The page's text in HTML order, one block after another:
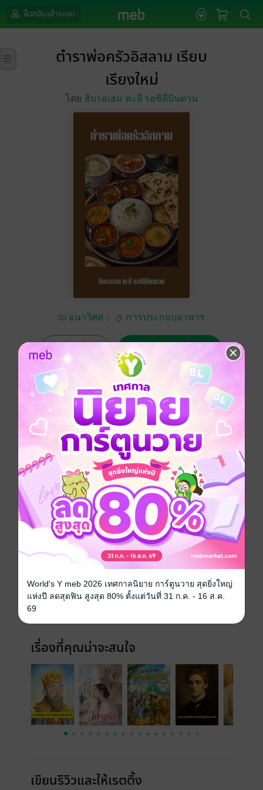
ล็อกอินเข้าระบบ
ตำราพ่อครัวอิสลาม เรียบ
เรียงใหม่
โดย ฮิบรอเฮม หะยี รอซิดีบินตวน
อนาวิศศ การประกอบอาหาร
ทดลองอ่าน ซื้อ 87 บาท
No Rating
อยากได้ ซื้อเป็นของขวัญ ติดตาม แชร์
ตำรับอาหารและขนมหวานของพ่อครัวอิสลามในอดีต
ช่วงปลายรัชกาลที่ 5 ถึงรัชกาลที่ 6
โดยมาตราตวงวัดโบราณที่สามารถใช้งานได้จริง เป็น
ภูมิปัญญาและมรดกทางวัฒนธรรม
ประเภทไฟล์
25 พฤษภาคม 2569
ความยาว 223 หน้า
เรื่องที่คุณน่าจะสนใจ
เขียนรีวิวและให้เรตติ้ง
World's Y meb 2026 เทศกาลนิยาย การ์ตูนวาย สุดยิ่งใหญ่
แห่งปี ลดสุดฟิน สูงสุด 80% ตั้งแต่วันที่ 31 ก.ค. - 16 ส.ค.
69